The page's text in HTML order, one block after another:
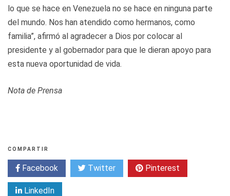
lo que se hace en Venezuela no se hace en ninguna parte
del mundo. Nos han atendido como hermanos, como
familia”, afirmó al agradecer a Dios por colocar al
presidente y al gobernador para que le dieran apoyo para
esta nueva oportunidad de vida.
Nota de Prensa
COMPARTIR
Facebook Twitter Pinterest
LinkedIn